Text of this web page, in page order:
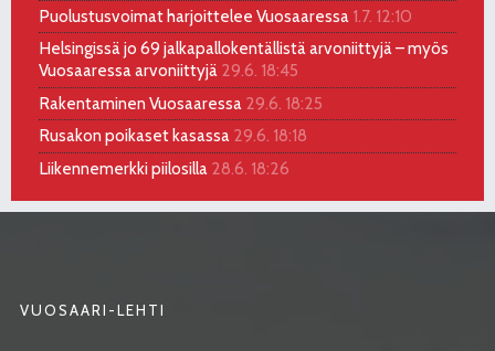
Puolustusvoimat harjoittelee Vuosaaressa 1.7. 12:10
Helsingissä jo 69 jalkapallokentällistä arvoniittyjä – myös
Vuosaaressa arvoniittyjä 29.6. 18:45
Rakentaminen Vuosaaressa 29.6. 18:25
Rusakon poikaset kasassa 29.6. 18:18
Liikennemerkki piilosilla 28.6. 18:26
VUOSAARI-LEHTI